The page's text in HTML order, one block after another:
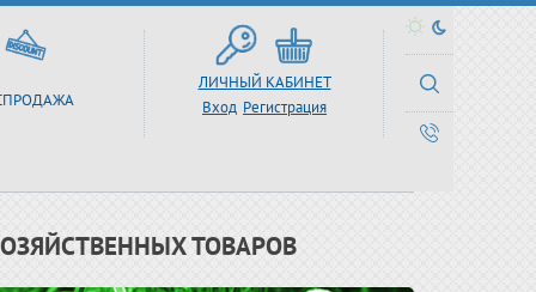
ЛИЧНЫЙ КАБИНЕТ
Вход Регистрация
ТОВАРОВ